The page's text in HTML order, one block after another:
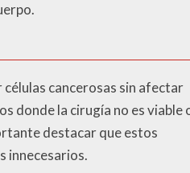
cancerosas sin afectar
donde la cirugía no es viable
destacar que estos
innecesarios.